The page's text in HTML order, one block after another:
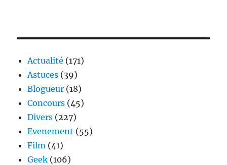
Actualité (171)
Astuces (39)
Blogueur (18)
Concours (45)
Divers (227)
Evenement (55)
Film (41)
Geek (106)